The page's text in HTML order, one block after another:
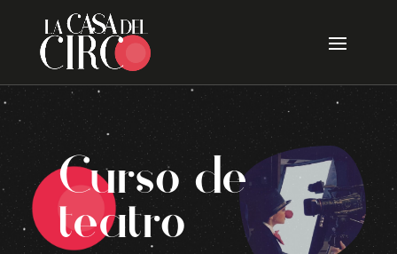
content
Curso de
teatro